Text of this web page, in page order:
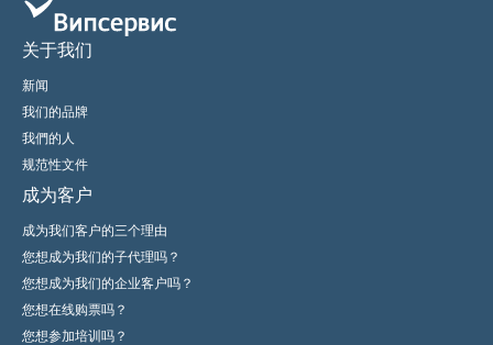
关于我们
新闻
我们的品牌
我們的人
规范性文件
成为客户
成为我们客户的三个理由
您想成为我们的子代理吗？
您想成为我们的企业客户吗？
您想在线购票吗？
您想参加培训吗？